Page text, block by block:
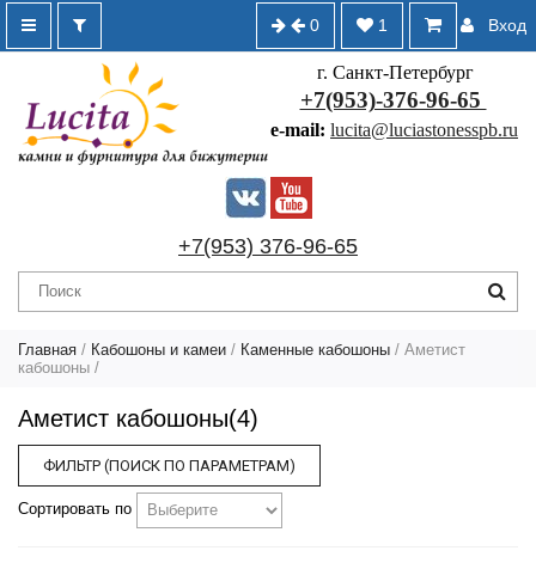
Вход
1
0
г. Санкт-Петербург
+7(953)-376-96-65
e-mail: lucita@luciastonesspb.ru
+7(953) 376-96-65
Главная / Кабошоны и камеи / Каменные кабошоны / Аметист
кабошоны /
Аметист кабошоны(4)
ФИЛЬТР (ПОИСК ПО ПАРАМЕТРАМ)
Сортировать по